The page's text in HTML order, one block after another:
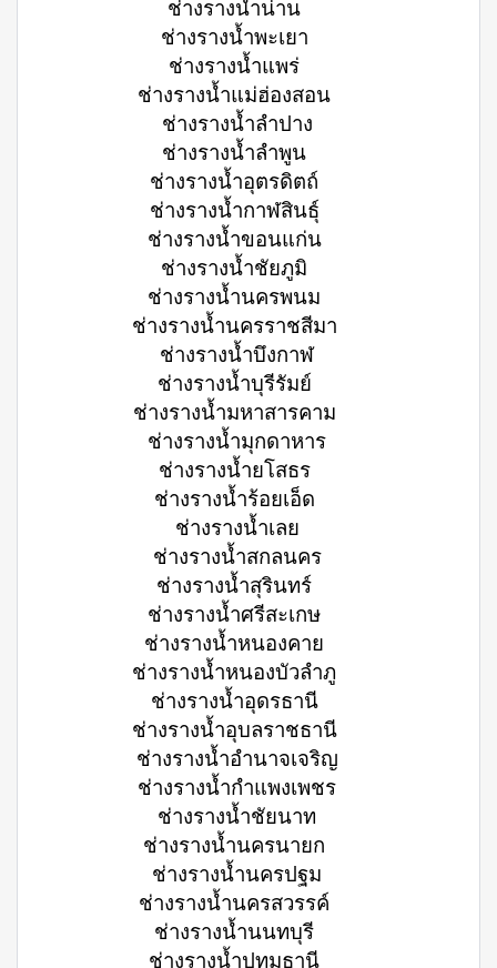
ช่างรางน้ำน่าน
ช่างรางน้ำพะเยา
ช่างรางน้ำแพร่
ช่างรางน้ำแม่ฮ่องสอน
ช่างรางน้ำลำปาง
ช่างรางน้ำลำพูน
ช่างรางน้ำอุตรดิตถ์
ช่างรางน้ำกาฬสินธุ์
ช่างรางน้ำขอนแก่น
ช่างรางน้ำชัยภูมิ
ช่างรางน้ำนครพนม
ช่างรางน้ำนครราชสีมา
ช่างรางน้ำบึงกาฬ
ช่างรางน้ำบุรีรัมย์
ช่างรางน้ำมหาสารคาม
ช่างรางน้ำมุกดาหาร
ช่างรางน้ำยโสธร
ช่างรางน้ำร้อยเอ็ด
ช่างรางน้ำเลย
ช่างรางน้ำสกลนคร
ช่างรางน้ำสุรินทร์
ช่างรางน้ำศรีสะเกษ
ช่างรางน้ำหนองคาย
ช่างรางน้ำหนองบัวลำภู
ช่างรางน้ำอุดรธานี
ช่างรางน้ำอุบลราชธานี
ช่างรางน้ำอำนาจเจริญ
ช่างรางน้ำกำแพงเพชร
ช่างรางน้ำชัยนาท
ช่างรางน้ำนครนายก
ช่างรางน้ำนครปฐม
ช่างรางน้ำนครสวรรค์
ช่างรางน้ำนนทบุรี
ช่างรางน้ำปทุมธานี